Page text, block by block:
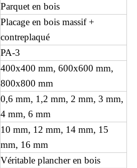
2105 sol stratifié
Parquet en bois
Placage en bois massif +
contreplaqué
PA-3
400x400 mm, 600x600 mm,
800x800 mm
0,6 mm, 1,2 mm, 2 mm, 3 mm,
4 mm, 6 mm
10 mm, 12 mm, 14 mm, 15
mm, 16 mm
Véritable plancher en bois